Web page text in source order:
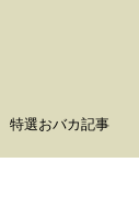
特選おバカ記事